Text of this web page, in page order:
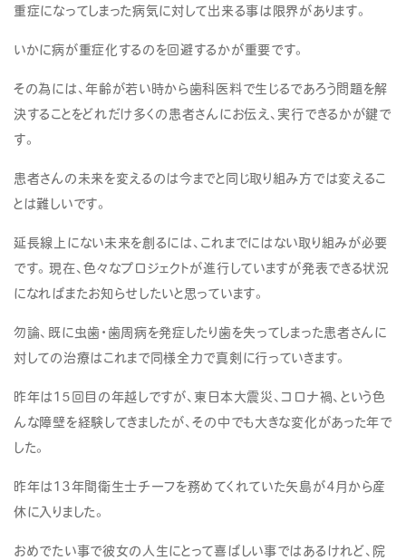
重症になってしまった病気に対して出来る事は限界があります。
いかに病が重症化するのを回避するかが重要です。
その為には、年齢が若い時から歯科医料で生じるであろう問題を解
決することをどれだけ多くの患者さんにお伝え、実行できるかが鍵で
す。
患者さんの未来を変えるのは今までと同じ取り組み方では変えるこ
とは難しいです。
延長線上にない未来を創るには、これまでにはない取り組みが必要
です。現在、色々なプロジェクトが進行していますが発表できる状況
になればまたお知らせしたいと思っています。
勿論、既に虫歯・歯周病を発症したり歯を失ってしまった患者さんに
対しての治療はこれまで同様全力で真剣に行っていきます。
昨年は15回目の年越しですが、東日本大震災、コロナ禍、という色
んな障壁を経験してきましたが、その中でも大きな変化があった年で
した。
昨年は13年間衛生士チーフを務めてくれていた矢島が4月から産
休に入りました。
おめでたい事で彼女の人生にとって喜ばしい事ではあるけれど、院